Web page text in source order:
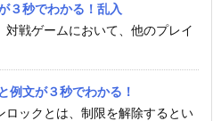
３秒でわかる！乱入
対戦ゲームにおいて、他のプレイ
例文が３秒でわかる！
ロックとは、制限を解除するとい